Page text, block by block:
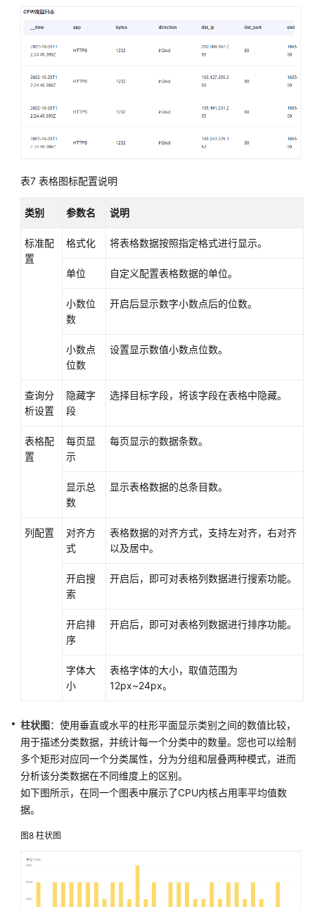
白
皮
书
源
支
区
统
权
限
表7 表格图标配置说明
类别 参数名 说明
标准配
置
格式化 将表格数据按照指定格式进行显示。
单位 自定义配置表格数据的单位。
小数位
数
开启后显示数字小数点后的位数。
小数点
位数
设置显示数值小数点位数。
查询分
析设置
隐藏字
段
选择目标字段，将该字段在表格中隐藏。
表格配
置
每页显
示
每页显示的数据条数。
显示总
数
显示表格数据的总条目数。
列配置
对齐方
式
表格数据的对齐方式，支持左对齐，右对齐
以及居中。
开启搜
索
开启后，即可对表格列数据进行搜索功能。
开启排
序
开启后，即可对表格列数据进行排序功能。
字体大
小
表格字体的大小，取值范围为
12px~24px。
柱状图：使用垂直或水平的柱形平面显示类别之间的数值比较，
用于描述分类数据，并统计每一个分类中的数量。您也可以绘制
多个矩形对应同一个分类属性，分为分组和层叠两种模式，进而
分析该分类数据在不同维度上的区别。
如下图所示，在同一个图表中展示了CPU内核占用率平均值数
据。
图8 柱状图